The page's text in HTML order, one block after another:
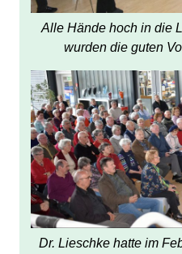
Alle Hände hoch in die
wurden die guten
Dr. Lieschke hatte im